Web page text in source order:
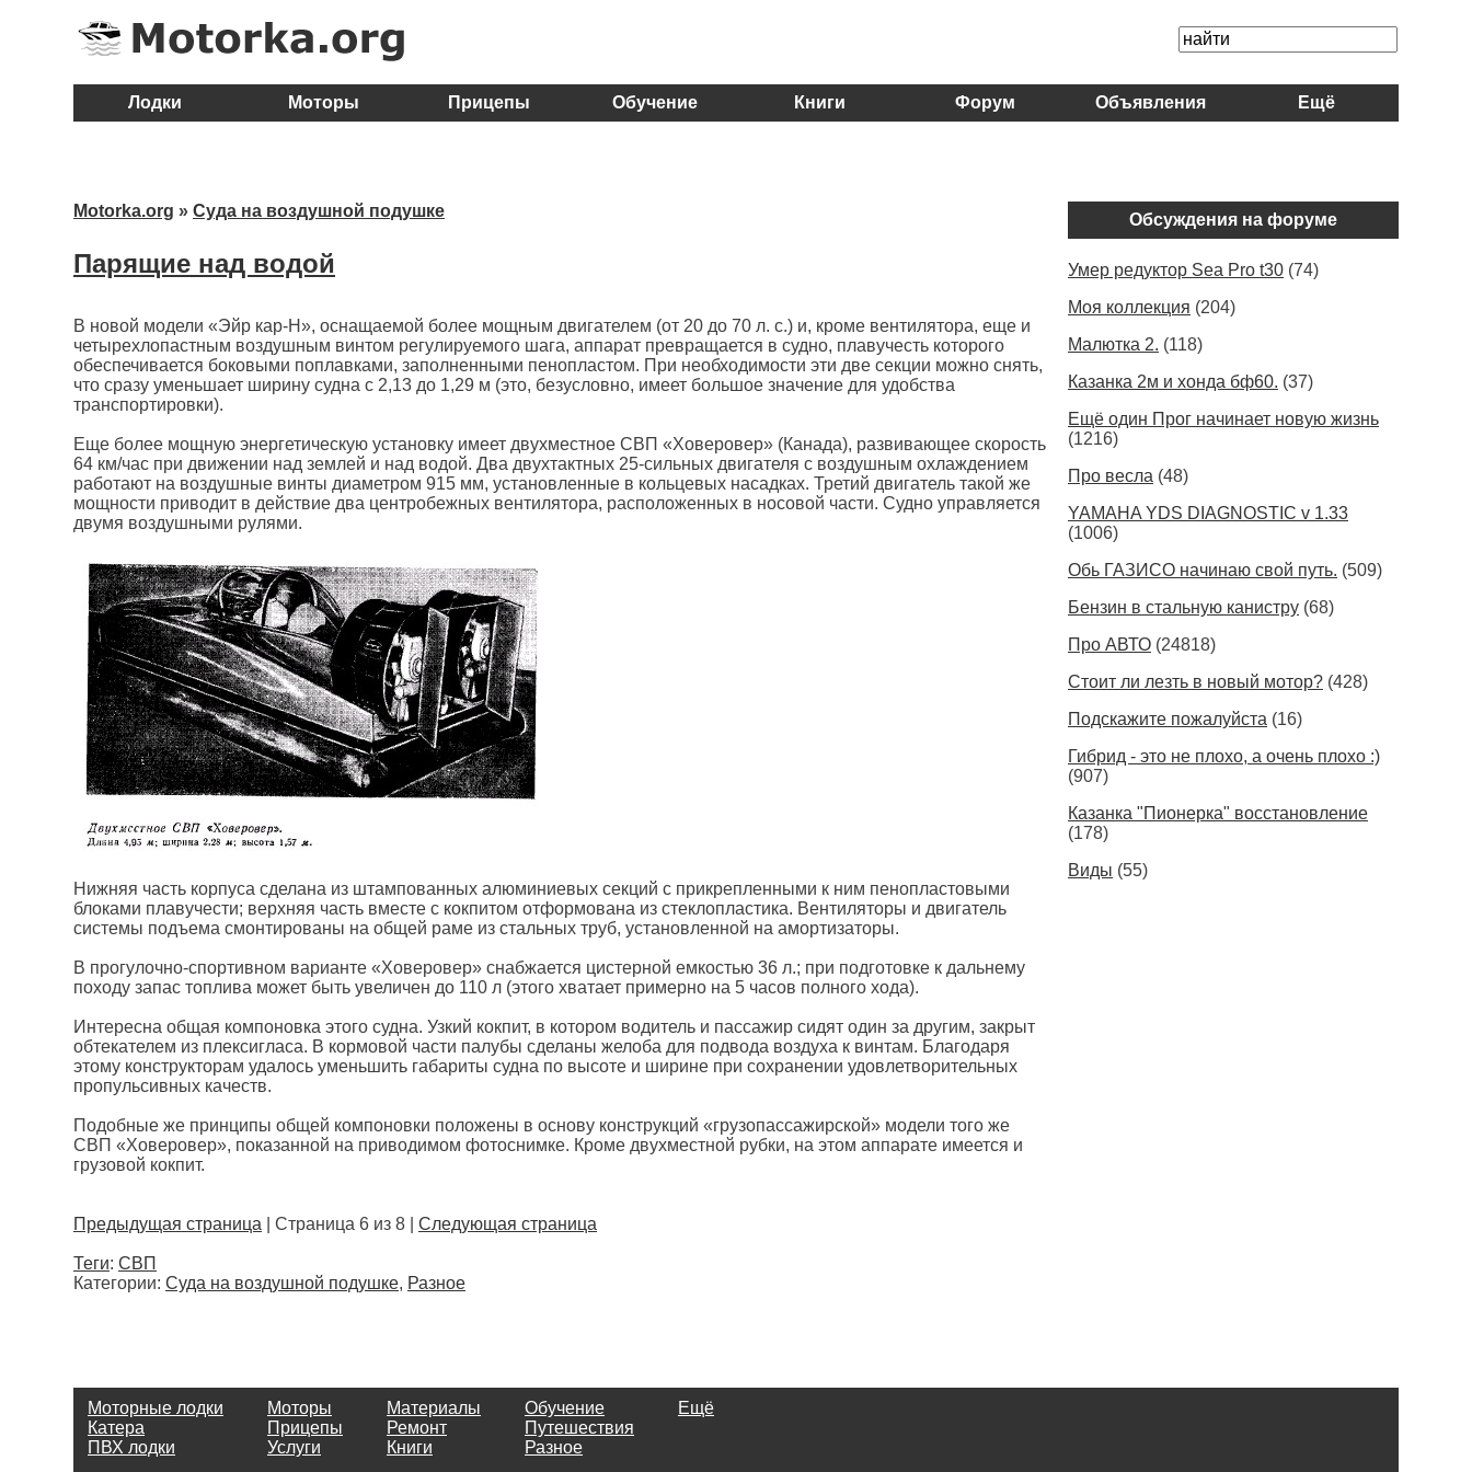
Лодки Моторы Прицепы Обучение Книги Форум Объявления Ещё
Motorka.org » Суда на воздушной подушке
Парящие над водой
В новой модели «Эйр кар-Н», оснащаемой более мощным двигателем (от 20 до 70 л. с.) и, кроме вентилятора, еще и
четырехлопастным воздушным винтом регулируемого шага, аппарат превращается в судно, плавучесть которого
обеспечивается боковыми поплавками, заполненными пенопластом. При необходимости эти две секции можно снять,
что сразу уменьшает ширину судна с 2,13 до 1,29 м (это, безусловно, имеет большое значение для удобства
транспортировки).
Еще более мощную энергетическую установку имеет двухместное СВП «Ховеровер» (Канада), развивающее скорость
64 км/час при движении над землей и над водой. Два двухтактных 25-сильных двигателя с воздушным охлаждением
работают на воздушные винты диаметром 915 мм, установленные в кольцевых насадках. Третий двигатель такой же
мощности приводит в действие два центробежных вентилятора, расположенных в носовой части. Судно управляется
двумя воздушными рулями.
Нижняя часть корпуса сделана из штампованных алюминиевых секций с прикрепленными к ним пенопластовыми
блоками плавучести; верхняя часть вместе с кокпитом отформована из стеклопластика. Вентиляторы и двигатель
системы подъема смонтированы на общей раме из стальных труб, установленной на амортизаторы.
В прогулочно-спортивном варианте «Ховеровер» снабжается цистерной емкостью 36 л.; при подготовке к дальнему
походу запас топлива может быть увеличен до 110 л (этого хватает примерно на 5 часов полного хода).
Интересна общая компоновка этого судна. Узкий кокпит, в котором водитель и пассажир сидят один за другим, закрыт
обтекателем из плексигласа. В кормовой части палубы сделаны желоба для подвода воздуха к винтам. Благодаря
этому конструкторам удалось уменьшить габариты судна по высоте и ширине при сохранении удовлетворительных
пропульсивных качеств.
Подобные же принципы общей компоновки положены в основу конструкций «грузопассажирской» модели того же
СВП «Ховеровер», показанной на приводимом фотоснимке. Кроме двухместной рубки, на этом аппарате имеется и
грузовой кокпит.
Предыдущая страница | Страница 6 из 8 | Следующая страница
Теги: СВП
Категории: Суда на воздушной подушке, Разное
Обсуждения на форуме
Умер редуктор Sea Pro t30 (74)
Моя коллекция (204)
Малютка 2. (118)
Казанка 2м и хонда бф60. (37)
Ещё один Прог начинает новую жизнь
(1216)
Про весла (48)
YAMAHA YDS DIAGNOSTIC v 1.33
(1006)
Обь ГАЗИСО начинаю свой путь. (509)
Бензин в стальную канистру (68)
Про АВТО (24818)
Стоит ли лезть в новый мотор? (428)
Подскажите пожалуйста (16)
Гибрид - это не плохо, а очень плохо :)
(907)
Казанка "Пионерка" восстановление
(178)
Виды (55)
Моторные лодки
Катера
ПВХ лодки
Моторы
Прицепы
Услуги
Материалы
Ремонт
Книги
Обучение
Путешествия
Разное
Ещё